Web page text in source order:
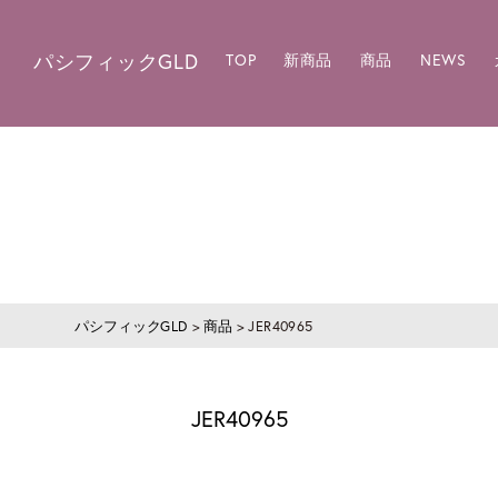
パシフィックGLD TOP 新商品 商品 NEWS
パシフィックGLD >商品 >JER40965
JER40965